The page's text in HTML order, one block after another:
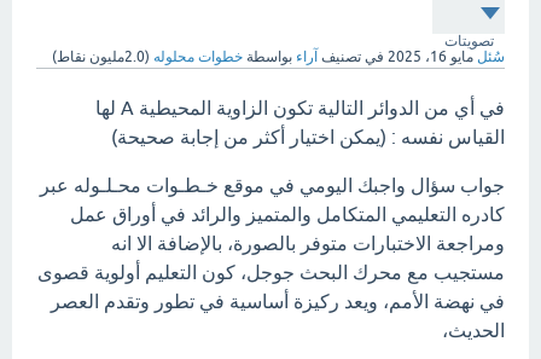
تصويتات
سُئل مايو 16، 2025 في تصنيف آراء بواسطة خطوات محلوله (2.0مليون نقاط)
في أي من الدوائر التالية تكون الزاوية المحيطية A لها
القياس نفسه : (يمكن اختيار أكثر من إجابة صحيحة)
جواب سؤال واجبك اليومي في موقع خـطـوات محـلـوله عبر
كادره التعليمي المتكامل والمتميز والرائد في أوراق عمل
ومراجعة الاختبارات متوفر بالصورة، بالإضافة الا انه
مستجيب مع محرك البحث جوجل، كون التعليم أولوية قصوى
في نهضة الأمم، ويعد ركيزة أساسية في تطور وتقدم العصر
الحديث،